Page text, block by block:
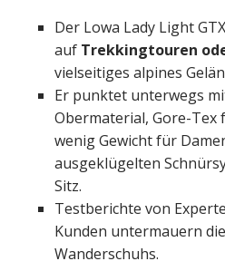
Der Lowa Lady Light
auf Trekkingtouren
vielseitiges alpines
Er punktet unterwegs
Obermaterial, Gore-Tex
wenig Gewicht für
ausgeklügelten
Sitz.
Testberichte von
Kunden untermauern
Wanderschuhs.